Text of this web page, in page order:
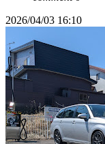
2026/04/03 16:10